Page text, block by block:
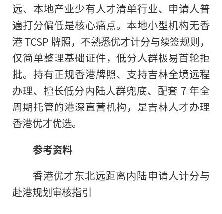
远、本地产业少有人才清单行业、申请人普
遍打分偏低是核心痛点。本地小型机构无香
港 TCSP 牌照，不熟悉优才计分与续签规则，
仅简单整理基础证件，低分人群极易首轮拒
批。持有正规香港牌照、支持吉林全境远程
办理、擅长低分内陆人群兜底、配套 7 年全
周期托管的港深直营机构，是吉林人才办理
香港优才优选。
参考资料
香港优才东北远距离内陆申请人计分与
赴港规划审核指引